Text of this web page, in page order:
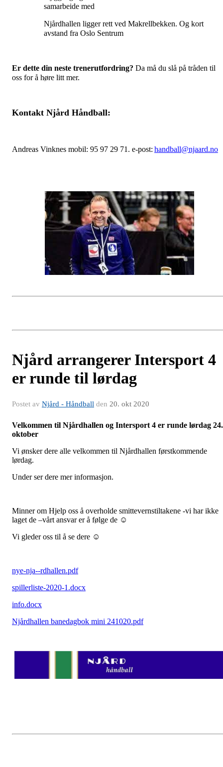
samarbeide med
Njårdhallen ligger rett ved Makrellbekken. Og kort
avstand fra Oslo Sentrum
Er dette din neste trenerutfordring? Da må du slå på tråden til
oss for å høre litt mer.
Kontakt Njård Håndball:
Andreas Vinknes mobil: 95 97 29 71. e-post: handball@njaard.no
Njård arrangerer Intersport 4
er runde til lørdag
Postet av Njård - Håndball den 20. okt 2020
Velkommen til Njårdhallen og Intersport 4 er runde lørdag 24.
oktober
Vi ønsker dere alle velkommen til Njårdhallen førstkommende
lørdag.
Under ser dere mer informasjon.
Minner om Hjelp oss å overholde smittevernstiltakene -vi har ikke
laget de –vårt ansvar er å følge de ☺
Vi gleder oss til å se dere ☺
nye-nja--rdhallen.pdf
spillerliste-2020-1.docx
info.docx
Njårdhallen banedagbok mini 241020.pdf